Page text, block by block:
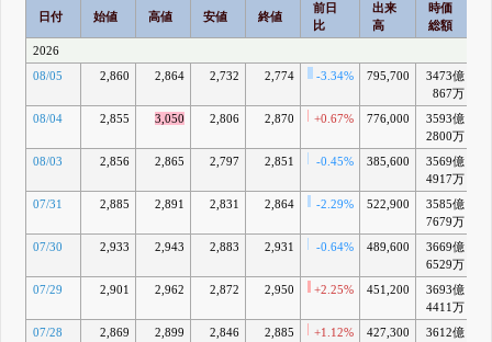
日付 始値 高値 安値 終値
前日
比
出来
高
時価
総額
2026
08/05
2,860 2,864 2,732 2,774 -3.34% 795,700
3473億
867万
08/04 2,855 3,050 2,806 2,870 +0.67% 776,000
3593億
2800万
08/03 2,856 2,865 2,797 2,851 -0.45% 385,600
3569億
4917万
07/31 2,885 2,891 2,831 2,864 -2.29% 522,900
3585億
7679万
07/30 2,933 2,943 2,883 2,931 -0.64% 489,600
3669億
6529万
07/29 2,901 2,962 2,872 2,950 +2.25% 451,200
3693億
4411万
07/28 2,869 2,899 2,846 2,885 +1.12% 427,300
3612億